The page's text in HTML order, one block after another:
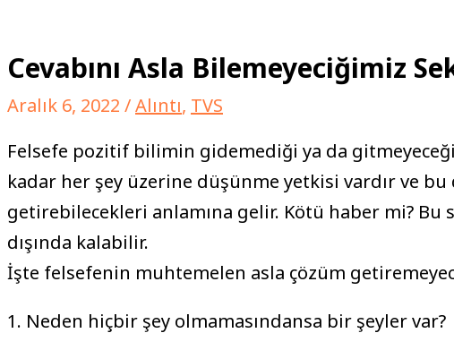
Cevabını Asla Bilemeyeciğimiz
Aralık 6, 2022 /Alıntı, TVS
Felsefe pozitif bilimin gidemediği ya da
kadar her şey üzerine düşünme yetkisi vardır ve bu
getirebilecekleri anlamına gelir. Kötü haber mi?
dışında kalabilir.
İşte felsefenin muhtemelen asla çözüm
1. Neden hiçbir şey olmamasındansa bir şeyler var?